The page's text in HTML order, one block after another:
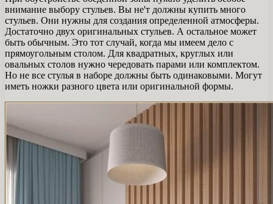
внимание выбору стульев. Вы не'т должны купить много
стульев. Они нужны для создания определенной атмосферы.
Достаточно двух оригинальных стульев. А остальное может
быть обычным. Это тот случай, когда мы имеем дело с
прямоугольным столом. Для квадратных, круглых или
овальных столов нужно чередовать парами или комплектом.
Но не все стулья в наборе должны быть одинаковыми. Могут
иметь ножки разного цвета или оригинальной формы.